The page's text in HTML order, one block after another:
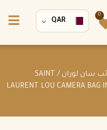
0
QAR
سان لوران
/ SAINT
LAURENT LOU CAMERA BAG